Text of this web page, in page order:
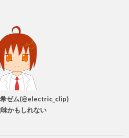
ゼム(@electric_clip)
かもしれない